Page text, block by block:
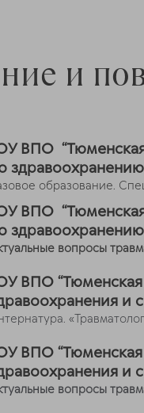
и
ВПО “Тюменская
образование.
ВПО “Тюменская
вопросы
ВПО
и
ВПО
и
вопросы